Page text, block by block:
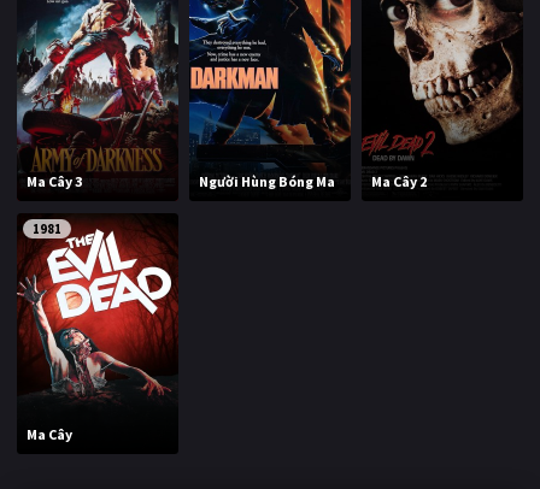
Ma Cây 3 Người Hùng Bóng Ma Ma Cây 2
1981
Ma Cây